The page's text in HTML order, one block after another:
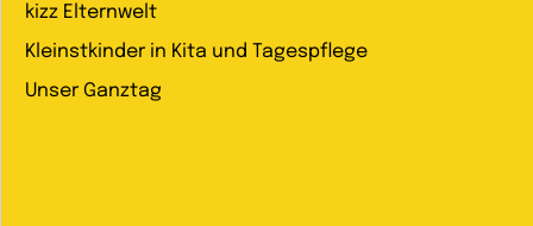
kizz Elternwelt
Kleinstkinder in Kita und Tagespflege
Unser Ganztag